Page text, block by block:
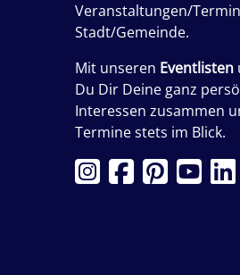
Veranstaltungen/
Stadt/Gemeinde.
Mit unseren Eventlisten
Du Dir Deine ganz
Interessen zusammen
Termine stets im Blick.